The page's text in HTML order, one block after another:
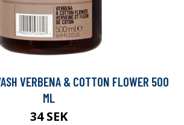
VERBENA & COTTON FLOWER 500
ML
34 SEK